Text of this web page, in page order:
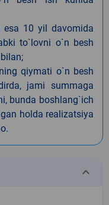
esa 10 yil davomida
to`lovni o`n besh
qiymati o`n besh
jami summaga
bunda boshlang`ich
holda realizatsiya
keyboard_arrow_down